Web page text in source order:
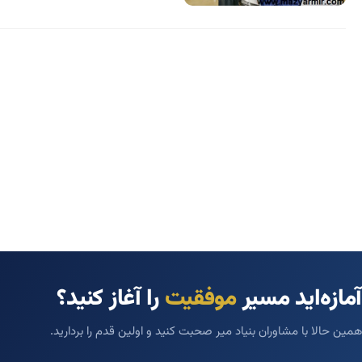
آمازه‌اید مسیرموفقیترا آغاز کنید؟
همین حالا با مشاوران بنیاد میر صحبت کنید و اولین قدم را بردارید.